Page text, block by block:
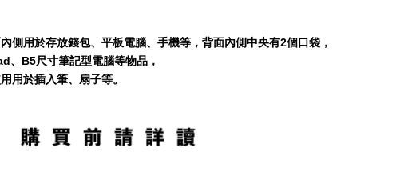
側用於存放錢包、平板電腦、手機等，背面內側中央有2個口袋，
、B5尺寸筆記型電腦等物品，
用於插入筆、扇子等。